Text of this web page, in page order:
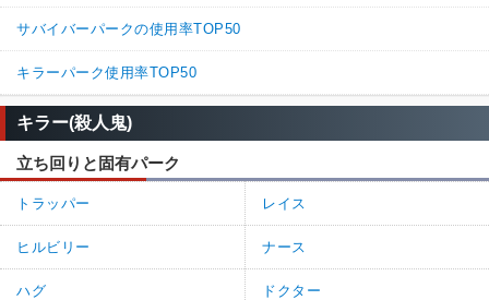
サバイバーパークの使用率TOP50
キラーパーク使用率TOP50
キラー(殺人鬼)
立ち回りと固有パーク
トラッパー レイス
ヒルビリー ナース
ハグ ドクター